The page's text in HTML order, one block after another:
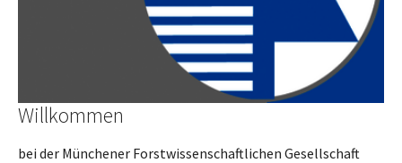
Willkommen
bei der Münchener Forstwissenschaftlichen Gesellschaft